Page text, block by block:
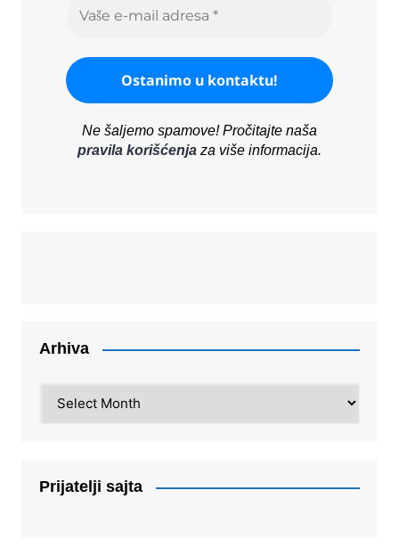
Ne šaljemo spamove! Pročitajte naša
pravila korišćenjaza više informacija.
Arhiva
Prijatelji sajta